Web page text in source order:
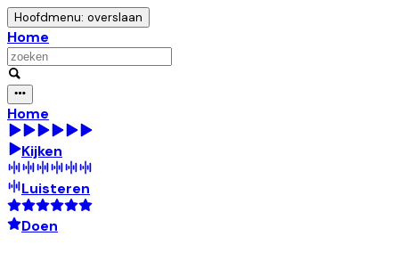
Hoofdmenu: overslaan
Home
Home
Kijken
Luisteren
Doen